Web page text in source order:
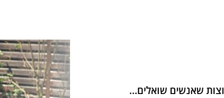
שאנשים שואלים…